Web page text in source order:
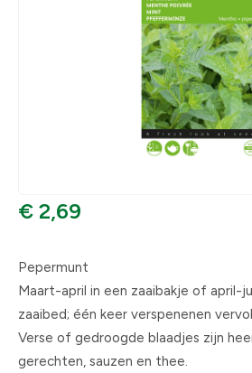
€ 2,69
Pepermunt
Maart-april in een zaaibakje of april-
zaaibed; één keer verspenenen
Verse of gedroogde blaadjes zijn
gerechten, sauzen en thee.